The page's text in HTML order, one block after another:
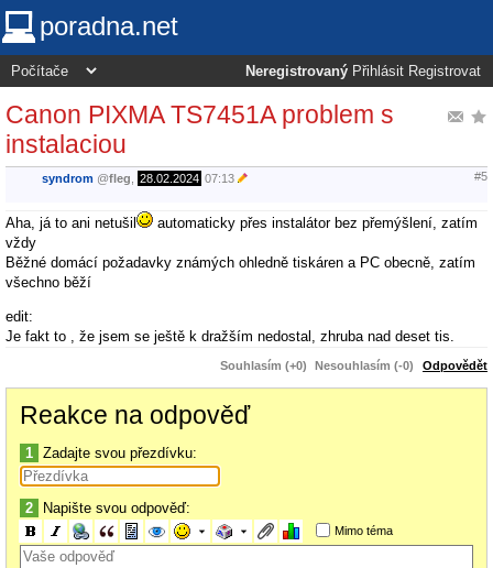
poradna.net
Neregistrovaný Přihlásit Registrovat
Canon PIXMA TS7451A problem s
instalaciou
syndrom @fleg 28.02.2024 07:13 #5
Aha, já to ani netušil
automaticky přes instalátor bez přemýšlení, zatím
vždy
Běžné domácí požadavky známých ohledně tiskáren a PC obecně, zatím
všechno běží
edit:
Je fakt to , že jsem se ještě k dražším nedostal, zhruba nad deset tis.
Souhlasím (+0) Nesouhlasím (-0) Odpovědět
Reakce na odpověď
1 Zadajte svou přezdívku:
2 Napište svou odpověď:
Mimo téma